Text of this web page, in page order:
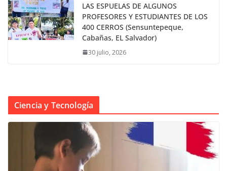
LAS ESPUELAS DE ALGUNOS
PROFESORES Y ESTUDIANTES DE LOS
400 CERROS (Sensuntepeque,
Cabañas, EL Salvador)
30 julio, 2026
Ciencia y Tecnología